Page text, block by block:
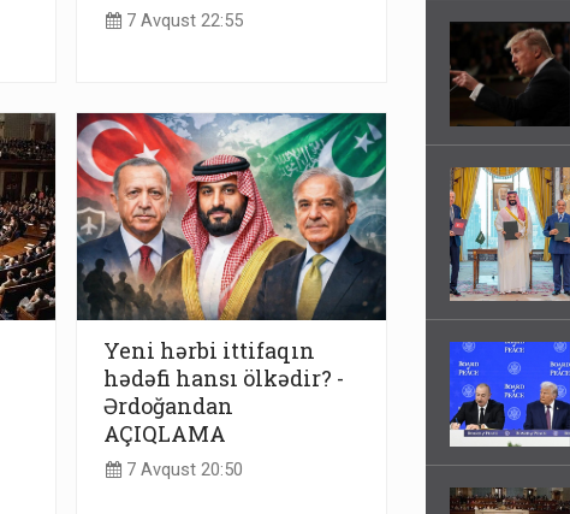
7 Avqust 22:55
Yeni hərbi ittifaqın
hədəfi hansı ölkədir? -
Ərdoğandan
AÇIQLAMA
7 Avqust 20:50